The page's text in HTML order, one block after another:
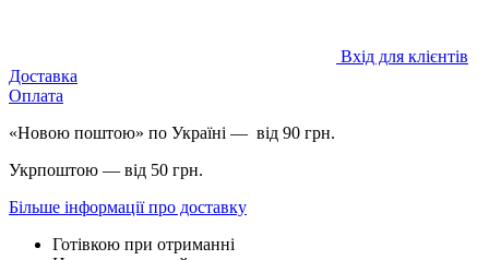
Вхід для клієнтів
Доставка
Оплата
«Новою поштою» по Україні — від 90 грн.
Укрпоштою — від 50 грн.
Більше інформації про доставку
Готівкою при отриманні